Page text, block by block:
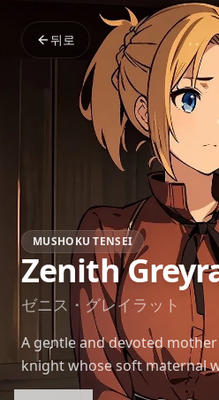
뒤로
MUSHOKU TENSEI
Zenith
ゼニス・グレイラット
A gentle and devoted
knight whose soft maternal
surprisingly strong-willed